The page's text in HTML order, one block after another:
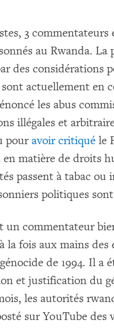
3
au Rwanda. La
des considérations
sont actuellement en
les abus
illégales et
pouravoir critiqué le
matière de droits
passent à tabac ou
politiques
un commentateur
la fois aux mains
de 1994. Il a
et justification du
les autorités
sur YouTube